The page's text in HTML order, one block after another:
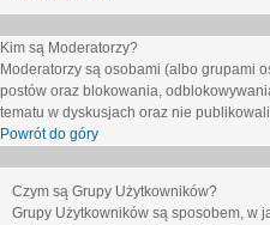
Kim są Moderatorzy?
Moderatorzy są osobami (albo grupami
postów oraz blokowania,
tematu w dyskusjach oraz nie
Powrót do góry
Czym są Grupy Użytkowników?
Grupy Użytkowników są sposobem, w